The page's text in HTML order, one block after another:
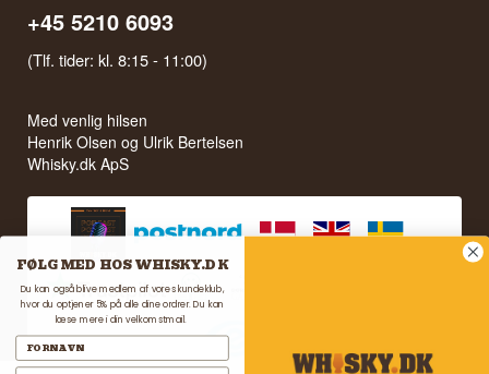
+45 5210 6093
(Tlf. tider: kl. 8:15 - 11:00)
Med venlig hilsen
Henrik Olsen og Ulrik Bertelsen
Whisky.dk ApS
FØLG MED HOS WHISKY.DK
Du kan også blive medlem af vores kundeklub,
hvor du optjener 5% på alle dine ordrer. Du kan
læse mere i din velkomstmail.